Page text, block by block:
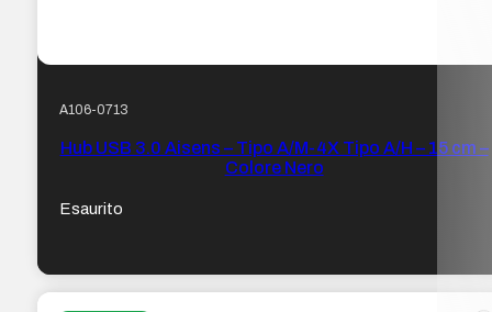
A106-0713
Hub USB 3.0 Aisens – Tipo A/M-4X Tipo A/H – 15 cm –
Colore Nero
Esaurito